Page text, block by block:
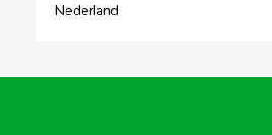
Nederland